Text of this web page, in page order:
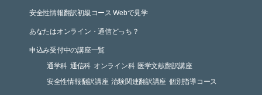
安全性情報翻訳初級コース Webで見学
あなたはオンライン・通信どっち？
申込み受付中の講座一覧
通学科 通信科 オンライン科 医学文献翻訳講座
安全性情報翻訳講座 治験関連翻訳講座 個別指導コース